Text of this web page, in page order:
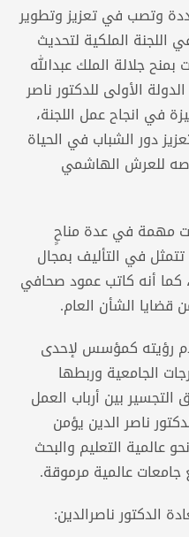
وتصب في تعزيز وتطوير
اللجنة الملكية لتحديث
جلالة الملك عبدالله
الأولى للدكتور ناصر
في انجاح عمل اللجنة،
دور الشباب في الحياة
للعرش الهاشمي
مهمة في عدة مناحٍ
في التأليف بمجال
كما أنه كاتب عمود صحافي
قضايا الشأن العام.
رؤيته كمؤسس لإحدى
الجامعية وربطها
بين أرباب العمل
ناصر الدين يؤمن
عالمية التعليم والبحث
عالمية مرموقة.
الدكتور ناصرالدين: